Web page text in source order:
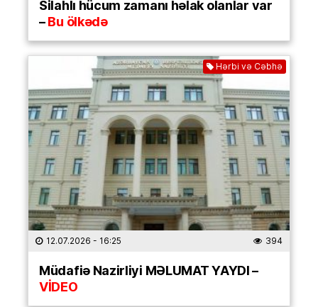
Silahlı hücum zamanı həlak olanlar var
–Bu ölkədə
Hərbi və Cəbhə
12.07.2026 - 16:25 394
Müdafiə Nazirliyi MƏLUMAT YAYDI –
VİDEO